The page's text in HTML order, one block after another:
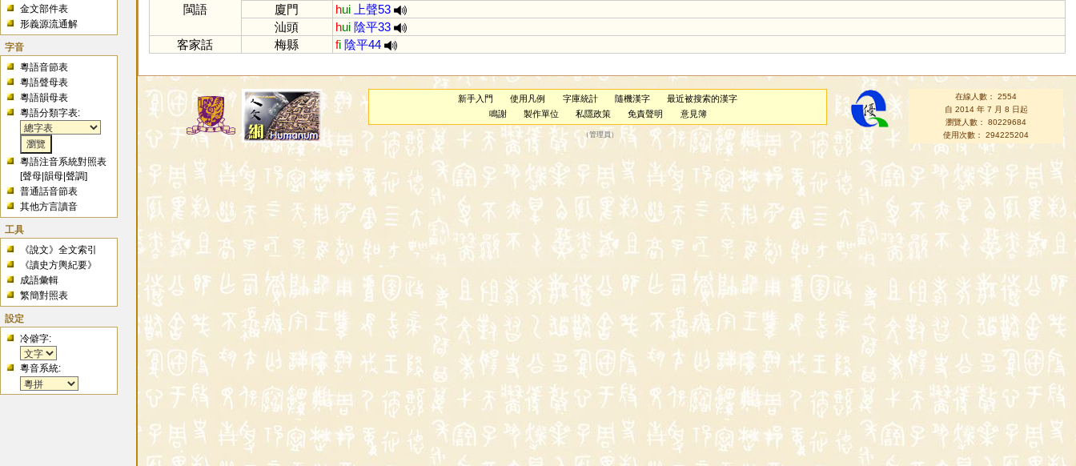
金文部件表
形義源流通解
字音
粵語音節表
粵語聲母表
粵語韻母表
粵語分類字表:
粵語注音系統對照表
[聲母 |韻母 |聲調]
普通話音節表
其他方言讀音
工具
《說文》全文索引
《讀史方輿紀要》
成語彙輯
繁簡對照表
設定
冷僻字:
粵音系統:
閩語
廈門
hui
上聲53
汕頭
hui 陰平33
客家話
梅縣 fi 陰平44
新手入門 使用凡例 字庫統計 隨機漢字
最近被搜索的漢字
鳴謝
製作單位 私隱政策 免責聲明 意見簿
（管理員）
在線人數： 2554
自 2014 年 7 月 8 日起
瀏覽人數： 80229684
使用次數： 294225204